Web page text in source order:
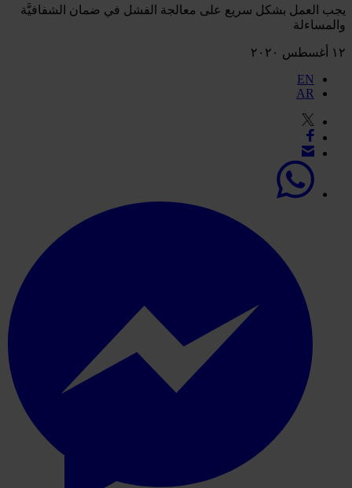
يجب العمل بشكل سريع على معالجة الفشل في ضمان الشفافيَّة
والمساءلة
١٢ أغسطس ٢٠٢٠
EN
AR